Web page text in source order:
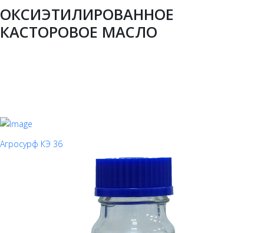
ОКСИЭТИЛИРОВАННОЕ
КАСТОРОВОЕ МАСЛО
Агросурф КЭ 36